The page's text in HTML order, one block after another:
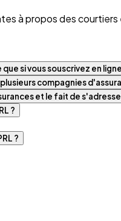
à propos des courtiers
si vous souscrivez en
compagnies
et le fait de
?
?